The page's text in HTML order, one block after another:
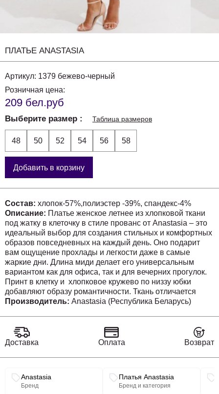
ПЛАТЬЕ ANASTASIA
Артикул: 1379 бежево-черный
Розничная цена:
209 бел.руб
Выберите размер Таблица размеров
48 50 52 54 56 58
Добавить в корзину
Состав: хлопок-57%,полиэстер -39%, спандекс-4%
Описание: Платье женское летнее из хлопковой ткани
под жатку в клеточку в стиле прованс от Anastasia – это
идеальный выбор для создания стильных и комфортных
образов повседневных на каждый день. Оно подарит
вам ощущение прохлады и легкости даже в самые
жаркие дни. Длина миди делает его универсальным
вариантом как для офиса, так и для вечерних прогулок.
Принт в клетку и хлопковое кружево по низзу юбки
добавляют образу романтичности. Ткань отличается
дышащими свойствами и быстро сохнет, что делает это
два стиля: винтаж и бохо. Это клетчатое платье как из
пинтерест станет незаменимым спутником в летнем
пляжный отдых или вечерняя встреча.Платье
реглан 3/4 длины, низ на резинке. Горловина собрана на
резинку. Платье отрезное по линии талии, на резинке.
Производитель: Anastasia (Республика Беларусь)
Доставка Оплата Возврат
Связанные разделы каталога
Anastasia
Бренд
Платья Anastasia
Бренд и категория